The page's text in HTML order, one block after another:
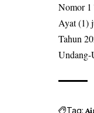
Nomor 1
Ayat (1)
Tahun
Undang-
Tag: